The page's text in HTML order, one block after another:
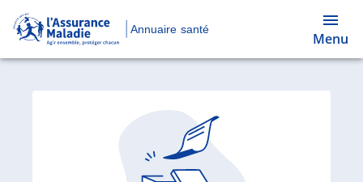
Annuaire santé
Menu